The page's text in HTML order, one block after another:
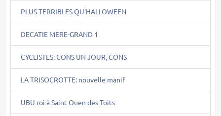
PLUS TERRIBLES QU'HALLOWEEN
DECATIE MERE-GRAND 1
CYCLISTES: CONS UN JOUR, CONS
LA TRISOCROTTE: nouvelle manif
UBU roi à Saint Ouen des Toits